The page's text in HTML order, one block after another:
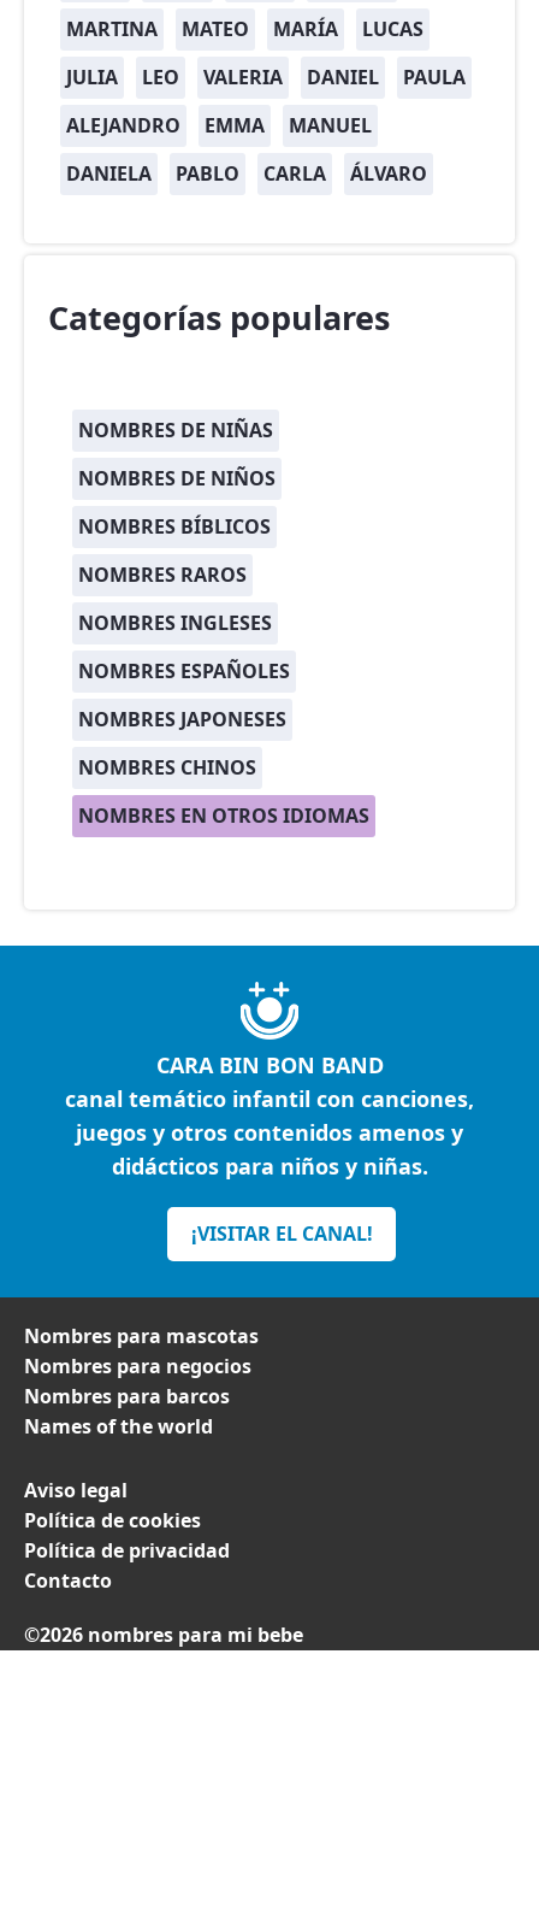
MARTINA MATEO MARÍA
LUCAS
JULIA
LEO VALERIA DANIEL
PAULA
ALEJANDRO
EMMA
MANUEL
DANIELA
PABLO CARLA ÁLVARO
Categorías populares
NOMBRES DE NIÑAS
NOMBRES DE NIÑOS
NOMBRES BÍBLICOS
NOMBRES RAROS
NOMBRES INGLESES
NOMBRES ESPAÑOLES
NOMBRES JAPONESES
NOMBRES CHINOS
NOMBRES EN OTROS IDIOMAS
CARA BIN BON BAND
canal temático infantil con canciones,
juegos y otros contenidos amenos y
didácticos para niños y niñas.
¡VISITAR EL CANAL!
Nombres para mascotas
Nombres para negocios
Nombres para barcos
Names of the world
Aviso legal
Política de cookies
Política de privacidad
Contacto
©2026 nombres para mi bebe